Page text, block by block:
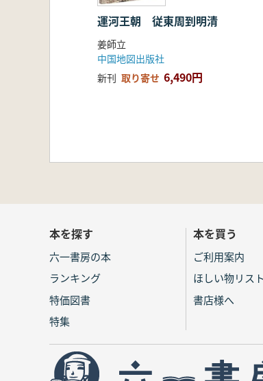
運河王朝 従東周到明清
姜師立
中国地図出版社
新刊 取り寄せ 6,490円
本を探す
六一書房の本
ランキング
特価図書
特集
本を買う
ご利用案内
ほしい物リス
書店様へ